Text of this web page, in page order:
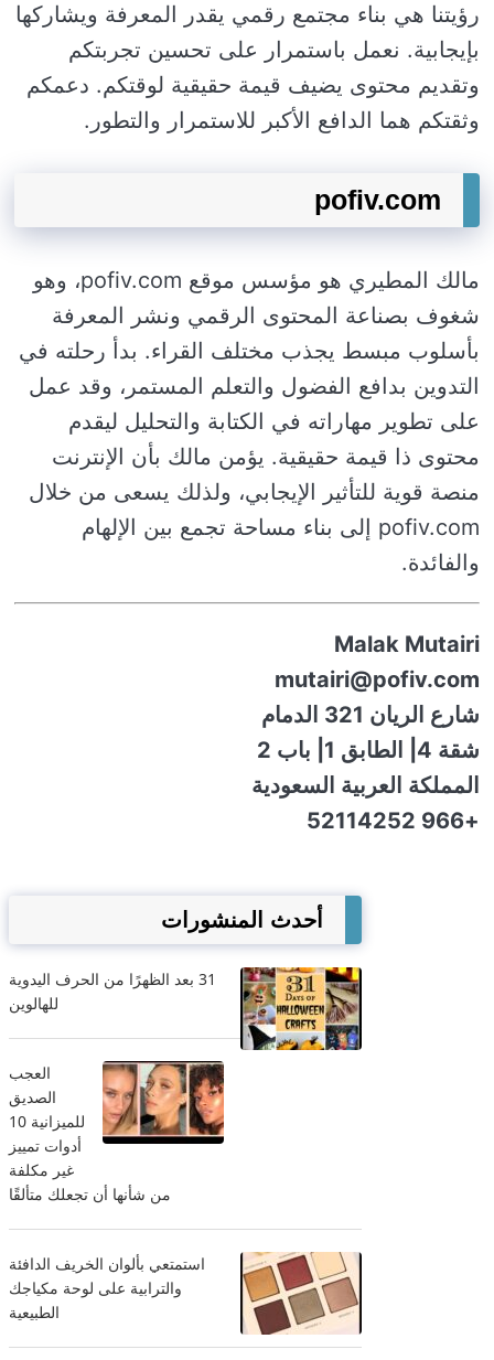
رؤيتنا هي بناء مجتمع رقمي يقدر المعرفة ويشاركها
بإيجابية. نعمل باستمرار على تحسين تجربتكم
وتقديم محتوى يضيف قيمة حقيقية لوقتكم. دعمكم
وثقتكم هما الدافع الأكبر للاستمرار والتطور.
pofiv.com
مالك المطيري هو مؤسس موقع pofiv.com، وهو
شغوف بصناعة المحتوى الرقمي ونشر المعرفة
بأسلوب مبسط يجذب مختلف القراء. بدأ رحلته في
التدوين بدافع الفضول والتعلم المستمر، وقد عمل
على تطوير مهاراته في الكتابة والتحليل ليقدم
محتوى ذا قيمة حقيقية. يؤمن مالك بأن الإنترنت
منصة قوية للتأثير الإيجابي، ولذلك يسعى من خلال
pofiv.com إلى بناء مساحة تجمع بين الإلهام
والفائدة.
Malak Mutairi
mutairi@pofiv.com
شارع الريان 321 الدمام
شقة 4| الطابق 1| باب 2
المملكة العربية السعودية
+966 52114252
أحدث المنشورات
31 بعد الظهرًا من الحرف اليدوية
للهالوين
العجب
الصديق
للميزانية 10
أدوات تمييز
غير مكلفة
من شأنها أن تجعلك متألقًا
استمتعي بألوان الخريف الدافئة
والترابية على لوحة مكياجك
الطبيعية